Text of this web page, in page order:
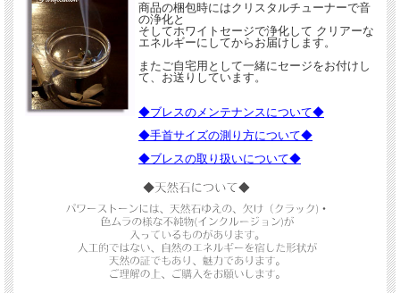
ハートからエネルギーが湧きでるような
内面から湧き上がる純粋な喜びと調和。
人生の様々な場面で自分自身を肯定し、
周囲とのつながりを大切にできるようサポートしてくれるでしょう。
神秘的な輝きとともに、心の奥深くに秘めた可能性を呼び覚ます、 愛と奇跡に満
ちたエネルギーを与えてくれるでしょう。
商品の梱包時にはクリスタルチューナーで音
の浄化と
そしてホワイトセージで浄化して クリアーな
エネルギーにしてからお届けします。
またご自宅用として一緒にセージをお付けし
て、お送りしています。
◆ブレスのメンテナンスについて◆
◆手首サイズの測り方について◆
◆ブレスの取り扱いについて◆